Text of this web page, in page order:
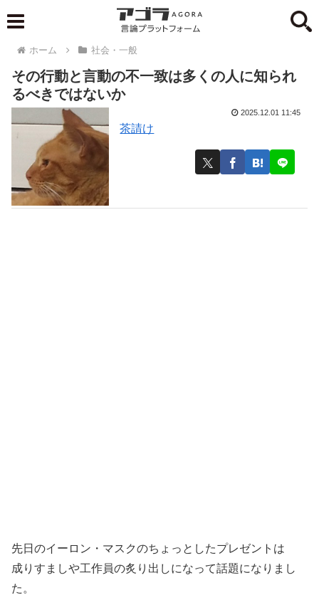
ホーム 社会・一般
その行動と言動の不一致は多くの人に知られ
るべきではないか
茶請け
2025.12.01 11:45
先日のイーロン・マスクのちょっとしたプレゼントは
成りすましや工作員の炙り出しになって話題になりまし
た。